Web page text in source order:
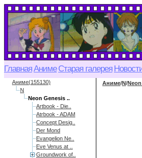
ГлавнаяАниме Старая галерея
Аниме(155130)
N
Neon Genesis ..
Artbook - Die..
Atrbook - ADAM
Concept Desig..
Der Mond
Evangelion Ne..
Eve Venus at ..
Groundwork of..
Аниме/N/